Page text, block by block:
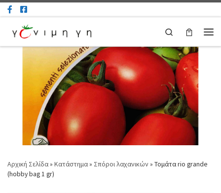
Μετάβαση στο περιεχόμενο
Search
Αρχική Σελίδα» Κατάστημα» Σπόροι λαχανικών» Τομάτα rio grande
(hobby bag 1 gr)